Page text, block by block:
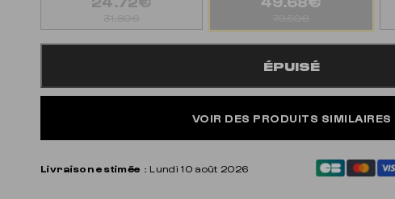
ÉPUISÉ
VOIR DES PRODUITS SIMILAIRES
Livraison estimée : Lundi 10 août 2026